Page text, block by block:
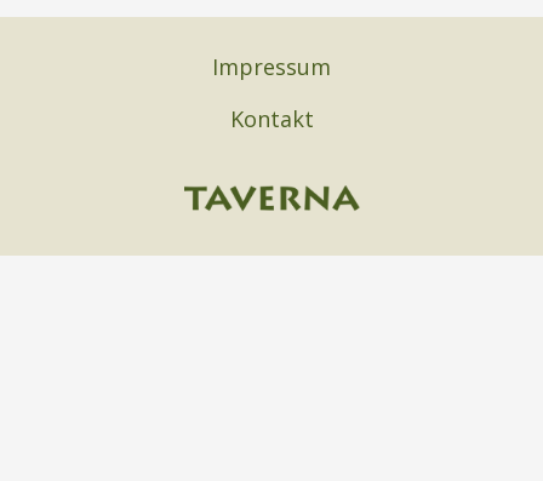
Impressum
Kontakt